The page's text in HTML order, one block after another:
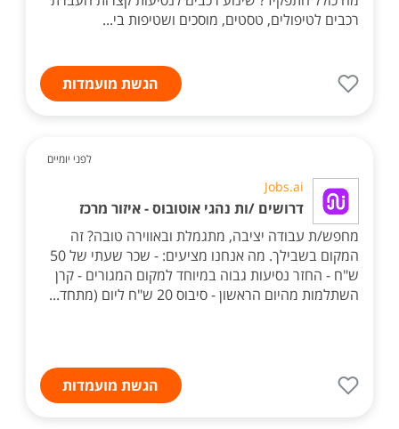
רכבים לטיפולים, טסטים, מוסכים ושטיפות בי...
הגשת מועמדות
לפני יומיים
Jobs.ai
דרושים /ות נהגי אוטובוס - איזור מרכז
מחפש/ת עבודה יציבה, מתגמלת ובאווירה טובה? זה
המקום בשבילך. מה אנחנו מציעים: - שכר שעתי של 50
ש"ח - החזר נסיעות גבוה במיוחד למקום המגורים - קרן
השתלמות מהיום הראשון - סיבוס 20 ש"ח ליום (מתחד...
הגשת מועמדות